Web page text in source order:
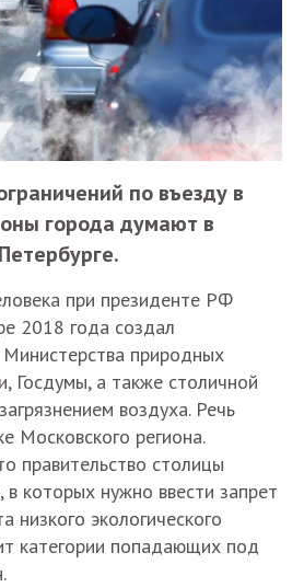
по въезду в
города думают в
при президенте РФ
2018 года создал
природных
Госдумы, а также столичной
воздуха. Речь
Московского региона.
правительство столицы
которых нужно ввести запрет
низкого экологического
категории попадающих под